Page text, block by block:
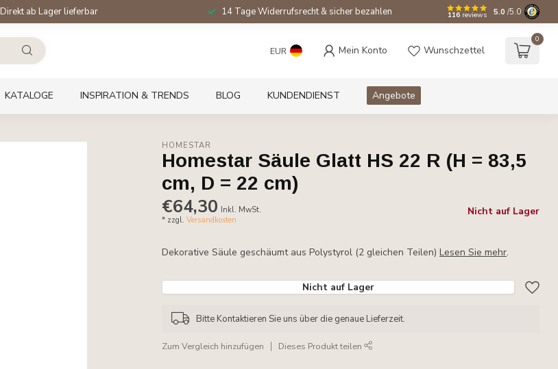
Direkt ab Lager lieferbar 14 Tage Widerrufsrecht & sicher bezahlen 116 reviews 5.0 /5.0
EUR Mein Konto Wunschzettel
0
KATALOGE INSPIRATION & TRENDS BLOG KUNDENDIENST Angebote
HOMESTAR
Homestar Säule Glatt HS 22 R (H = 83,5
cm, D = 22 cm)
€64,30 Inkl. MwSt.
* zzgl.Versandkosten
Nicht auf Lager
Dekorative Säule geschäumt aus Polystyrol (2 gleichen Teilen)Lesen Sie mehr.
Nicht auf Lager
Bitte Kontaktieren Sie uns über die genaue Lieferzeit.
Zum Vergleich hinzufügen Dieses Produkt teilen